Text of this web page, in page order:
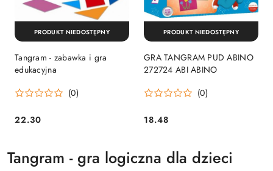
Tangram - zabawka i gra
edukacyjna
(0)
Cena:
22.30
PRODUKT NIEDOSTĘPNY
GRA TANGRAM PUD ABINO
272724 ABI ABINO
(0)
Cena:
18.48
PRODUKT NIEDOSTĘPNY
Tangram - gra logiczna dla dzieci